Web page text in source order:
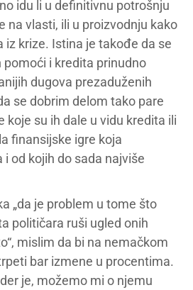
idu li u definitivnu potrošnju
na vlasti, ili u proizvodnju kako
iz krize. Istina je takođe da se
i kredita prinudno
dugova prezaduženih
se dobrim delom tako pare
koje su ih dale u vidu kredita ili
finansijske igre koja
od kojih do sada najviše
„da je problem u tome što
političara ruši ugled onih
mislim da bi na nemačkom
bar izmene u procentima.
je, možemo mi o njemu